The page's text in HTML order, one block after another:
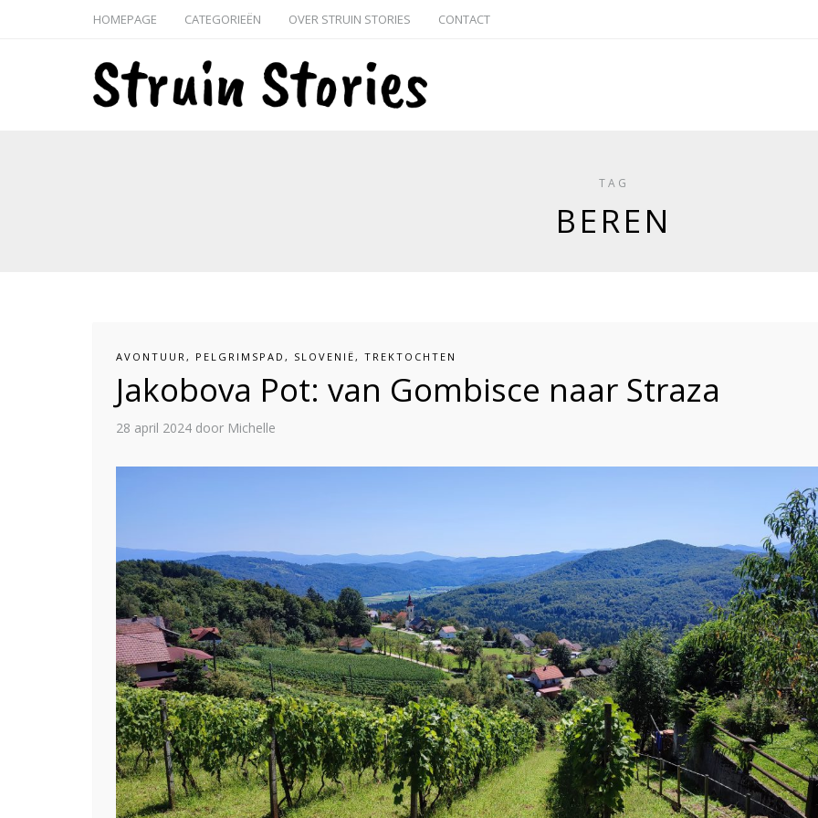
HOMEPAGE CATEGORIEËN OVER STRUIN STORIES CONTACT
TAG
BEREN
AVONTUUR, PELGRIMSPAD , SLOVENIË, TREKTOCHTEN
Jakobova Pot: van Gombisce naar Straza
28 april 2024 door Michelle